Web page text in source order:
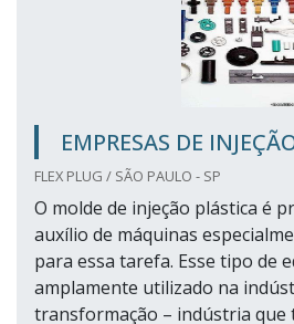
EMPRESAS DE
FLEX PLUG / SÃO PAULO - SP
O molde de injeção plástica é
auxílio de máquinas
para essa tarefa. Esse tipo de
amplamente utilizado na
transformação – indústria